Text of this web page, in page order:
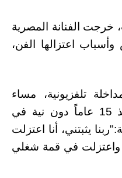
خرجت الفنانة المصرية
اعتزالها الفن،
تلفزيونية، مساء
الأحد، إنها اعتزلت الفن منذ 15 عاماً دون نية في
يثبتني، أنا اعتزلت
واعتزلت في قمة شغلي